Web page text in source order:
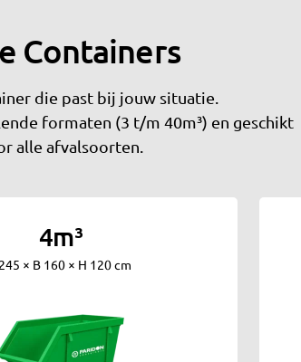
Containers
die past bij jouw situatie.
formaten (3 t/m 40m³) en geschikt
alle afvalsoorten.
4m³
× B 160 × H 120 cm